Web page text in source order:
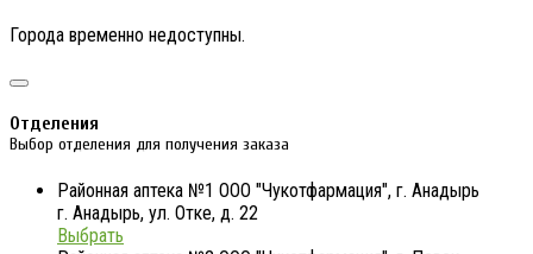
Города временно недоступны.
Отделения
Выбор отделения для получения заказа
Районная аптека №1 ООО "Чукотфармация", г. Анадырь
г. Анадырь, ул. Отке, д. 22
Выбрать